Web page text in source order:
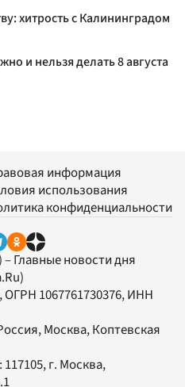
хитрость с Калининградом
и нельзя делать 8 августа
информация
использования
конфиденциальности
– Главные новости дня
, ОГРН 1067761730376, ИНН
Москва, Коптевская
117105, г. Москва,